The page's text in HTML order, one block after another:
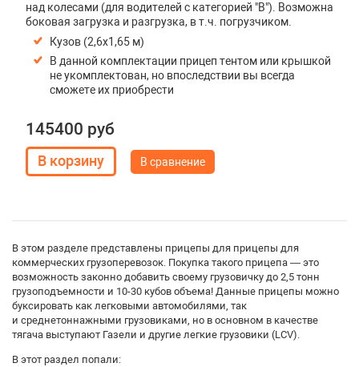
над колесами (для водителей с категорией "В"). Возможна
боковая загрузка и разгрузка, в т.ч. погрузчиком.
Кузов (2,6х1,65 м)
В данной комплектации прицеп тентом или крышкой
не укомплектован, но впоследствии вы всегда
сможете их приобрести
145400 руб
В сравнение
В этом разделе представлены прицепы для прицепы для
коммерческих грузоперевозок. Покупка такого прицепа — это
возможность законно добавить своему грузовичку до 2,5 тонн
грузоподъемности и 10-30 кубов объема! Данные прицепы можно
буксировать как легковыми автомобилями, так
и среднетоннажными грузовиками, но в основном в качестве
тягача выступают Газели и другие легкие грузовики (LCV).
В этот раздел попали: